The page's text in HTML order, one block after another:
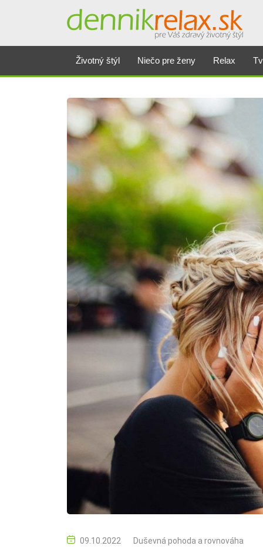
Životný štýl Niečo pre ženy Relax
09.10.2022 Duševná pohoda a rovnováha